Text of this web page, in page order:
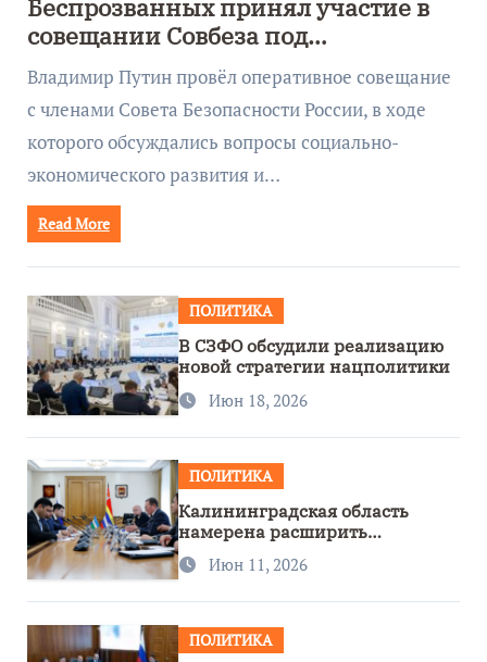
Беспрозванных принял участие в
совещании Совбеза под
руководством Путина
Владимир Путин провёл оперативное совещание
с членами Совета Безопасности России, в ходе
которого обсуждались вопросы социально-
экономического развития и…
Read More
ПОЛИТИКА
В СЗФО обсудили реализацию
новой стратегии нацполитики
Июн 18, 2026
ПОЛИТИКА
Калининградская область
намерена расширить
сотрудничество с Узбекистаном
Июн 11, 2026
ПОЛИТИКА